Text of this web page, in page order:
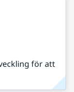
för att